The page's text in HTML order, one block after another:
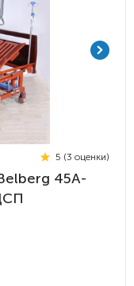
5 (3 оценки)
45A-